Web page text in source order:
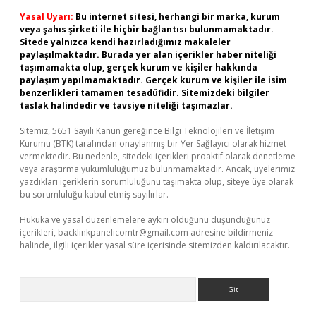
Yasal Uyarı: Bu internet sitesi, herhangi bir marka, kurum
veya şahıs şirketi ile hiçbir bağlantısı bulunmamaktadır.
Sitede yalnızca kendi hazırladığımız makaleler
paylaşılmaktadır. Burada yer alan içerikler haber niteliği
taşımamakta olup, gerçek kurum ve kişiler hakkında
paylaşım yapılmamaktadır. Gerçek kurum ve kişiler ile isim
benzerlikleri tamamen tesadüfidir. Sitemizdeki bilgiler
taslak halindedir ve tavsiye niteliği taşımazlar.
Sitemiz, 5651 Sayılı Kanun gereğince Bilgi Teknolojileri ve İletişim
Kurumu (BTK) tarafından onaylanmış bir Yer Sağlayıcı olarak hizmet
vermektedir. Bu nedenle, sitedeki içerikleri proaktif olarak denetleme
veya araştırma yükümlülüğümüz bulunmamaktadır. Ancak, üyelerimiz
yazdıkları içeriklerin sorumluluğunu taşımakta olup, siteye üye olarak
bu sorumluluğu kabul etmiş sayılırlar.
Hukuka ve yasal düzenlemelere aykırı olduğunu düşündüğünüz
içerikleri, backlinkpanelicomtr@gmail.com adresine bildirmeniz
halinde, ilgili içerikler yasal süre içerisinde sitemizden kaldırılacaktır.